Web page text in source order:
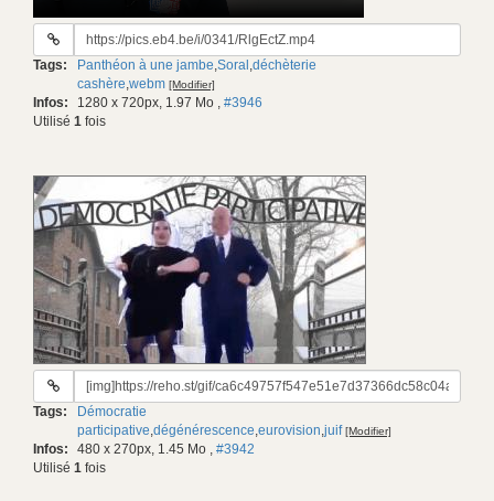
URL
gif:
Tags: Panthéon à une jambe,Soral ,déchèterie
cashère,webm [Modifier]
Infos: 1280 x 720px, 1.97 Mo , #3946
Utilisé 1 fois
URL
gif:
Tags:
Démocratie
participative,dégénérescence,eurovision,juif [Modifier]
Infos: 480 x 270px, 1.45 Mo , #3942
Utilisé 1 fois